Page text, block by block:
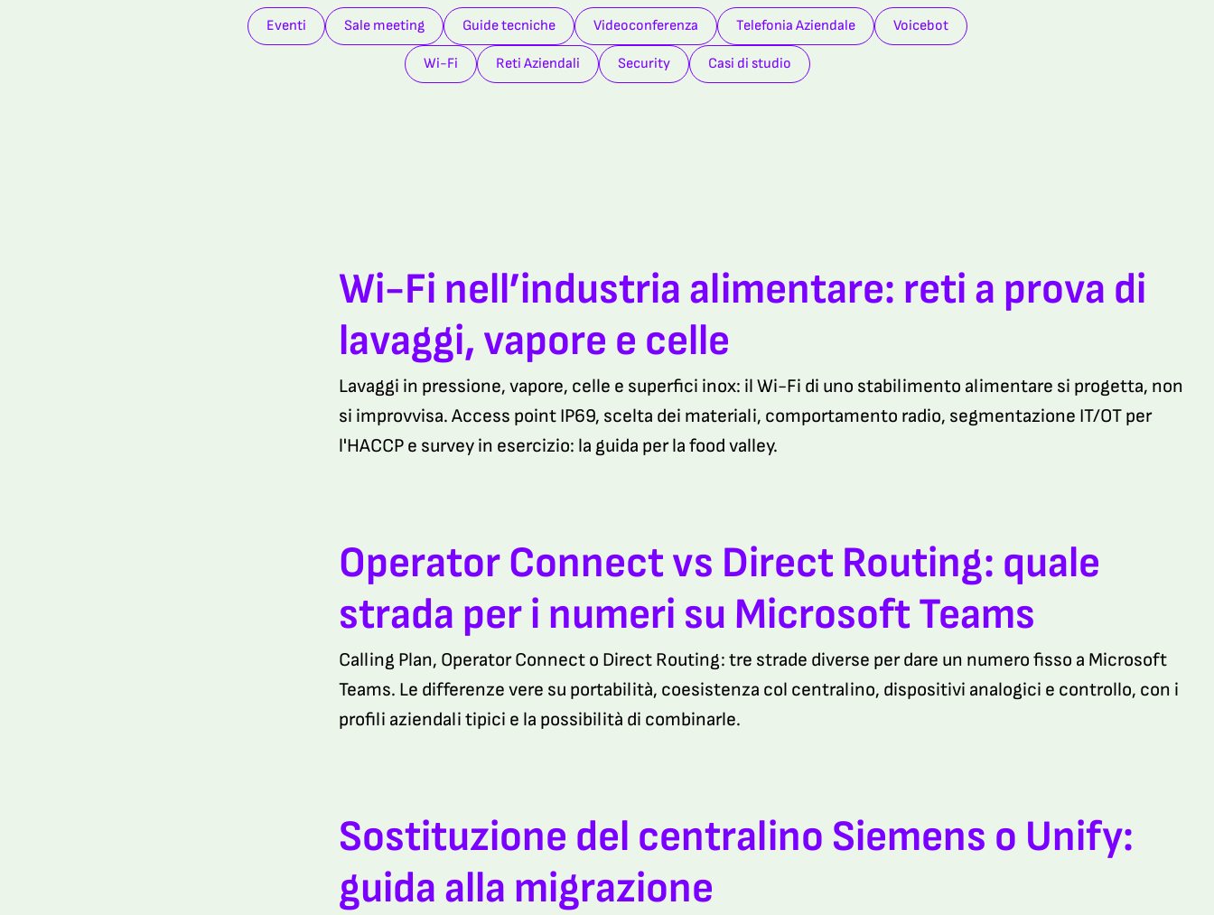
Eventi Sale meeting Guide tecniche Videoconferenza Telefonia Aziendale Voicebot
Wi-Fi Reti Aziendali Security Casi di studio
Wi-Fi nell’industria alimentare: reti a prova di
lavaggi, vapore e celle
Lavaggi in pressione, vapore, celle e superfici inox: il Wi-Fi di uno stabilimento alimentare si progetta, non
si improvvisa. Access point IP69, scelta dei materiali, comportamento radio, segmentazione IT/OT per
l'HACCP e survey in esercizio: la guida per la food valley.
Operator Connect vs Direct Routing: quale
strada per i numeri su Microsoft Teams
Calling Plan, Operator Connect o Direct Routing: tre strade diverse per dare un numero fisso a Microsoft
Teams. Le differenze vere su portabilità, coesistenza col centralino, dispositivi analogici e controllo, con i
profili aziendali tipici e la possibilità di combinarle.
Sostituzione del centralino Siemens o Unify:
guida alla migrazione